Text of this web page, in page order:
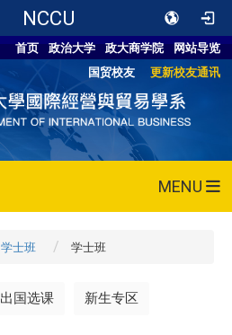
NCCU
首页 政治大学 政大商学院
网站导览
国贸校友
更新校友通讯
MENU
学士班 学士班
出国选课 新生专区